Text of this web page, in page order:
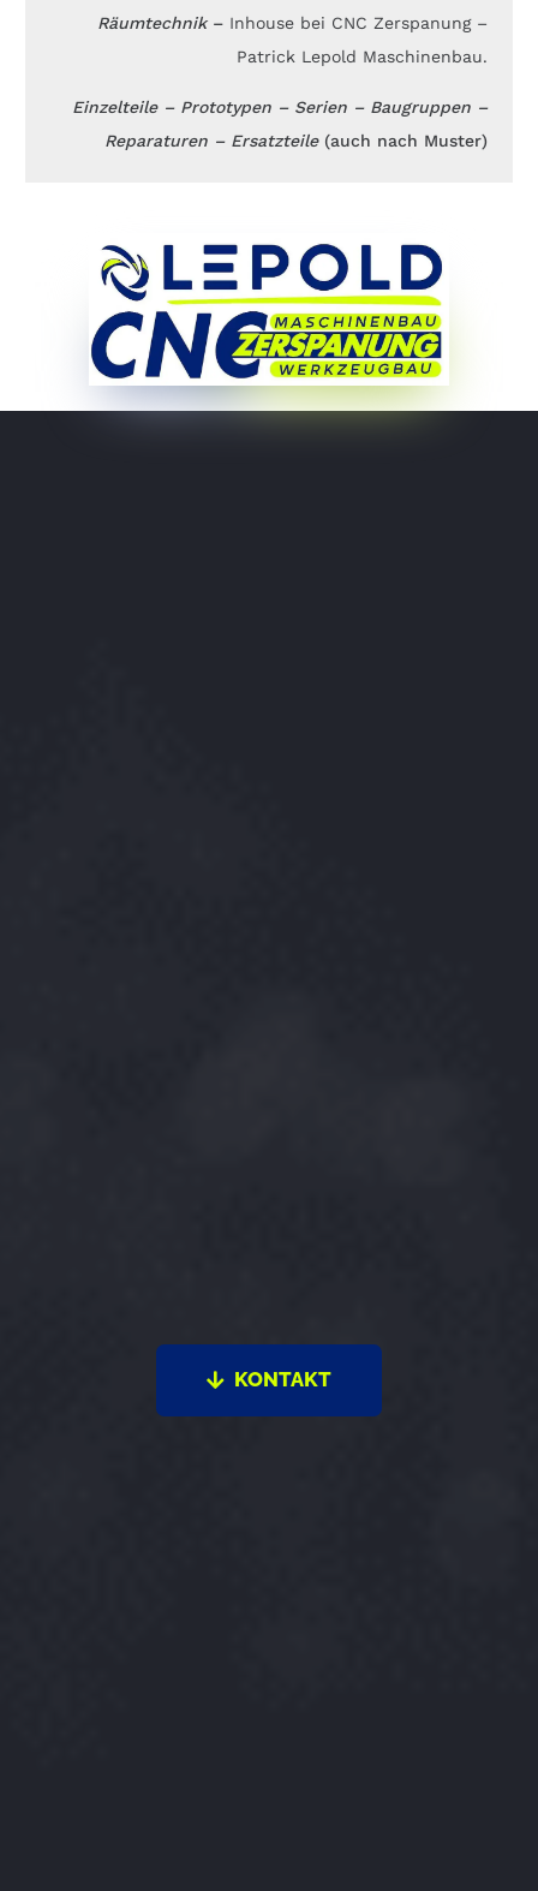
Räumtechnik – Inhouse bei CNC Zerspanung –
Patrick Lepold Maschinenbau.
Einzelteile – Prototypen – Serien – Baugruppen –
Reparaturen – Ersatzteile (auch nach Muster)
KONTAKT